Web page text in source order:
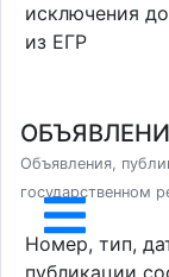
исключения
из ЕГР
Объявления,
государственном
Номер, тип,
публикации